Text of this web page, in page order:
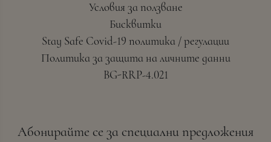
Условия за ползване
Бисквитки
Stay Safe Covid-19 политика / регулации
Политика за защита на личните данни
BG-RRP-4.021
Абонирайте се за специални предложения